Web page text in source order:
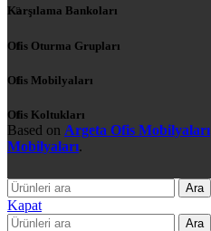
Karşılama Bankoları
Ofis Oturma Grupları
Ofis Mobilyaları
Ofis Koltukları
Based on Argeta Ofis Mobilyaları
Mobilyaları.
Ara
Kapat
Ara